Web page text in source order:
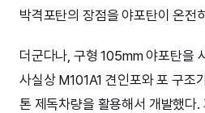
박격포탄의 장점을 야포탄이 온전
더군다나, 구형 105mm 야포탄을
사실상 M101A1 견인포와 포 구조
톤 제독차량을 활용해서 개발했다